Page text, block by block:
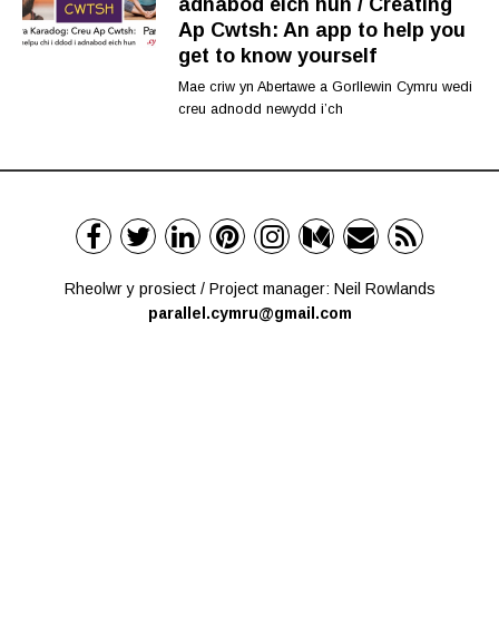
Ap Cwtsh: An app to help you
get to know yourself
Mae criw yn Abertawe a Gorllewin Cymru wedi
creu adnodd newydd i’ch
Rheolwr y prosiect / Project manager: Neil Rowlands
parallel.cymru@gmail.com